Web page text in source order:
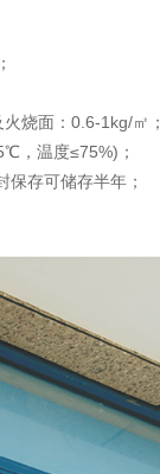
烧面：0.6-1kg/㎡ ；
，温度≤75%)；
存可储存半年；